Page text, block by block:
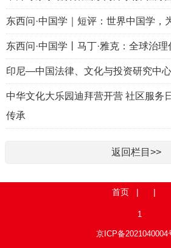
东西问·中国学｜短评：世界中国学，
东西问·中国学丨马丁·雅克：全球治
印尼—中国法律、文化与投资研究中
中华文化大乐园迪拜营开营 社区服务
传承
返回栏目>>
首页 | |
1
京ICP备2021040004